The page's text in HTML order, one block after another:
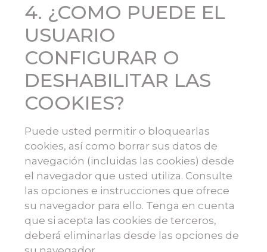
4. ¿COMO PUEDE EL
USUARIO
CONFIGURAR O
DESHABILITAR LAS
COOKIES?
Puede usted permitir o bloquearlas
cookies, así como borrar sus datos de
navegación (incluidas las cookies) desde
el navegador que usted utiliza. Consulte
las opciones e instrucciones que ofrece
su navegador para ello. Tenga en cuenta
que si acepta las cookies de terceros,
deberá eliminarlas desde las opciones de